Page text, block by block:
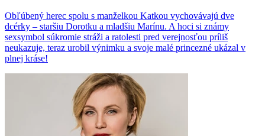
Obľúbený herec spolu s manželkou Katkou vychovávajú dve
dcérky – staršiu Dorotku a mladšiu Marínu. A hoci si známy
sexsymbol súkromie stráži a ratolesti pred verejnosťou príliš
neukazuje, teraz urobil výnimku a svoje malé princezné ukázal v
plnej kráse!